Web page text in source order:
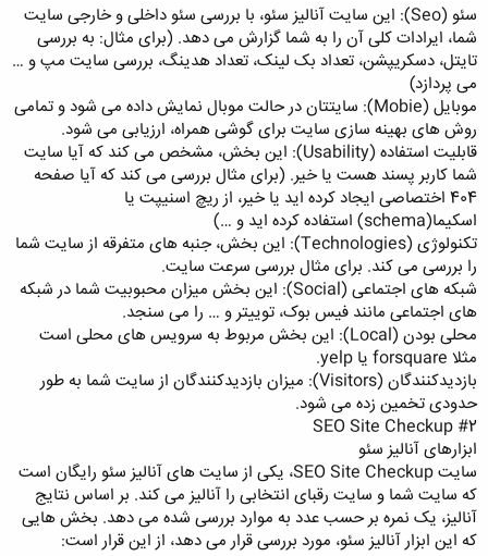
سئو (Seo): این سایت آنالیز سئو، با بررسی سئو داخلی و خارجی سایت
شما، ایرادات کلی آن را به شما گزارش می دهد. (برای مثال: به بررسی
تایتل، دسکریپشن، تعداد بک لینک، تعداد هدینگ، بررسی سایت مپ و …
می پردازد)
موبایل (Mobie): سایتتان در حالت موبال نمایش داده می شود و تمامی
روش های بهینه سازی سایت برای گوشی همراه، ارزیابی می شود.
قابلیت استفاده (Usability): این بخش، مشخص می کند که آیا سایت
شما کاربر پسند هست یا خیر. (برای مثال بررسی می کند که آیا صفحه
404 اختصاصی ایجاد کرده اید یا خیر، از ریچ اسنیپت یا
اسکیما(schema) استفاده کرده اید و …)
تکنولوژی (Technologies): این بخش، جنبه های متفرقه از سایت شما
را بررسی می کند. برای مثال بررسی سرعت سایت.
شبکه های اجتماعی (Social): این بخش میزان محبوبیت شما در شبکه
های اجتماعی مانند فیس بوک، توییتر و … را می سنجد.
محلی بودن (Local): این بخش مربوط به سرویس های محلی است
مثلا forsquare یا yelp.
بازدیدکنندگان (Visitors): میزان بازدیدکنندگان از سایت شما به طور
حدودی تخمین زده می شود.
#2 SEO Site Checkup
ابزارهای آنالیز سئو
سایت SEO Site Checkup، یکی از سایت های آنالیز سئو رایگان است
که سایت شما و سایت رقبای انتخابی را آنالیز می کند. بر اساس نتایج
آنالیز، یک نمره بر حسب عدد به موارد بررسی شده می دهد. بخش هایی
که این ابزار آنالیز سئو، مورد بررسی قرار می دهد، از این قرار است: